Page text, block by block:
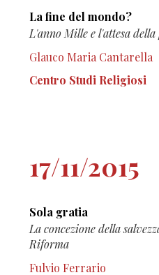
La fine del mondo?
L'anno Mille e l'attesa
Glauco Maria Cantarella
Centro Studi Religiosi
17/11/2015
Sola gratia
La concezione della
Riforma
Fulvio Ferrario